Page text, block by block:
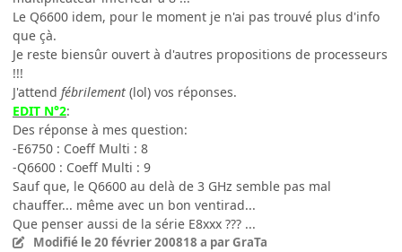
Le Q6600 idem, pour le moment je n'ai pas trouvé plus d'info
que çà.
Je reste biensûr ouvert à d'autres propositions de processeurs
!!!
J'attend fébrilement (lol) vos réponses.
EDIT N°2:
Des réponse à mes question:
-E6750 : Coeff Multi : 8
-Q6600 : Coeff Multi : 9
Sauf que, le Q6600 au delà de 3 GHz semble pas mal
chauffer... même avec un bon ventirad...
Que penser aussi de la série E8xxx ??? ...
Modifié le 20 février 200818 a par GraTa